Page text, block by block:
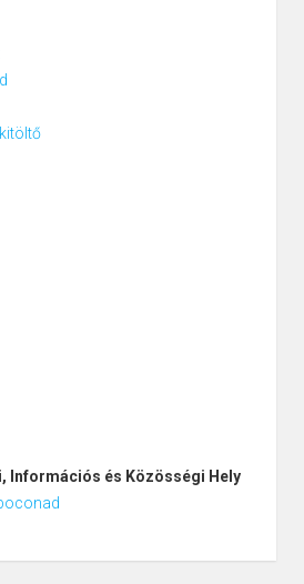
Információs és Közösségi Hely